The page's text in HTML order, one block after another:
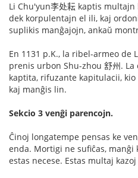
Li Chu'yun李处耘 kaptis
dek korpulentajn el ili, kaj
suplikis manĝajojn, ankaŭ
En 1131 p.K., la ribel-armeo de
prenis urbon Shu-zhou 舒州.
kaptita, rifuzante kapitulacii,
kaj manĝis lin.
Sekcio 3 venĝi parencojn.
Ĉinoj longatempe pensas ke
enda. Mortigi ne sufiĉas, manĝi
estas necese. Estas multaj